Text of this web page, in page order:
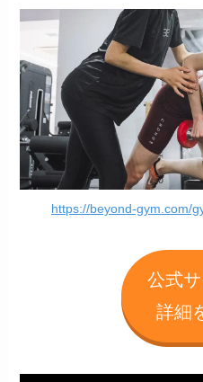
https://beyond-gym.com/
公式
詳細